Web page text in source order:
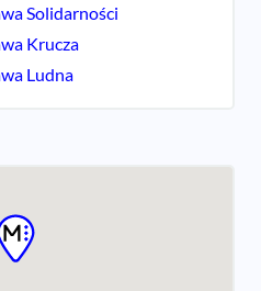
Solidarności
Krucza
Ludna